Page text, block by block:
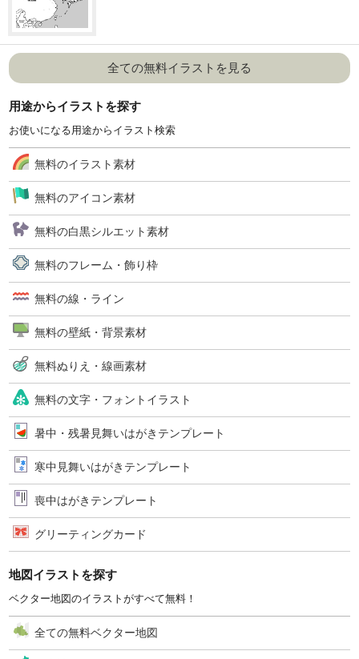
全ての無料イラストを見る
用途からイラストを探す
お使いになる用途からイラスト検索
無料のイラスト素材
無料のアイコン素材
無料の白黒シルエット素材
無料のフレーム・飾り枠
無料の線・ライン
無料の壁紙・背景素材
無料ぬりえ・線画素材
無料の文字・フォントイラスト
暑中・残暑見舞いはがきテンプレート
寒中見舞いはがきテンプレート
喪中はがきテンプレート
グリーティングカード
地図イラストを探す
ベクター地図のイラストがすべて無料！
全ての無料ベクター地図